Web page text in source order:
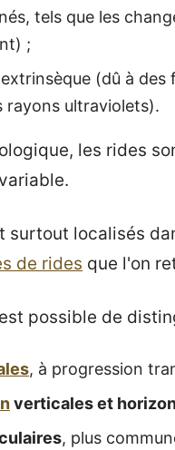
tels que les
;
(dû à
rayons ultraviolets).
les rides
surtout localisés
de rides que l'on
possible de
, à progression
verticales et
, plus